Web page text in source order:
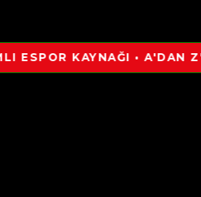
KAYNAĞI • A'DAN Z'YE